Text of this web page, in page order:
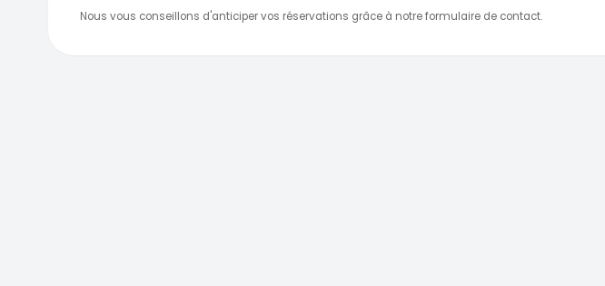
Nous vous conseillons d'anticiper vos réservations grâce à notre formulaire de contact.